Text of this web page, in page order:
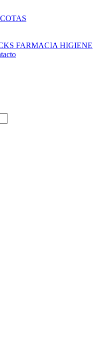
FARMACIA HIGIENE